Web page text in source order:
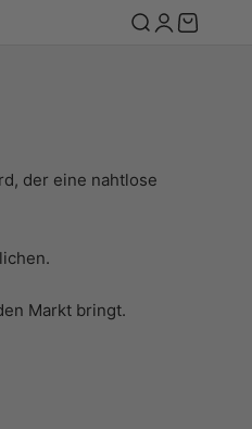
Suche öffnen
der eine nahtlose
Markt bringt.